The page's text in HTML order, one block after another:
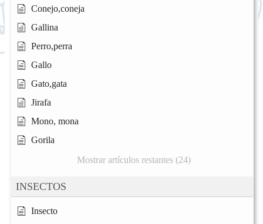
Conejo,coneja
Gallina
Perro,perra
Gallo
Gato,gata
Jirafa
Mono, mona
Gorila
Mostrar artículos restantes (24)
INSECTOS
Insecto